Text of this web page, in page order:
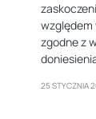
względem
zgodne z
25 STYCZNIA